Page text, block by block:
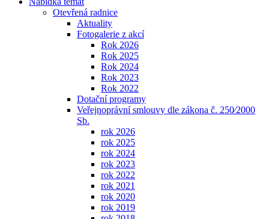
Otevřená radnice
Aktuality
Fotogalerie z akcí
Rok 2026
Rok 2025
Rok 2024
Rok 2023
Rok 2022
Dotační programy
Veřejnoprávní smlouvy dle zákona č. 250⁄2000
Sb.
rok 2026
rok 2025
rok 2024
rok 2023
rok 2022
rok 2021
rok 2020
rok 2019